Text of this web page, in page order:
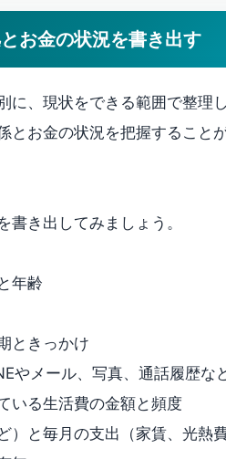
お金の状況を書き出す
に、現状をできる範囲で整理
とお金の状況を把握すること
書き出してみましょう。
年齢
ときっかけ
やメール、写真、通話履歴な
いる生活費の金額と頻度
）と毎月の支出（家賃、光熱